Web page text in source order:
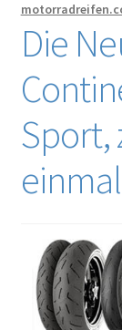
Marken
Die
Sport,